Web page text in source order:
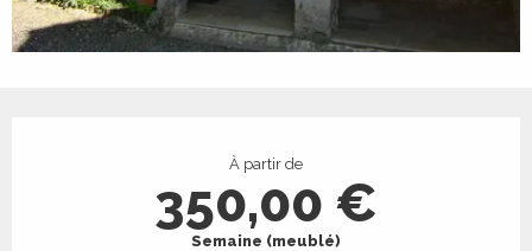
À partir de
350,00 €
Semaine (meublé)